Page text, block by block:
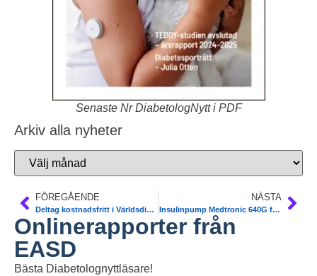
Senaste Nr DiabetologNytt i PDF
Arkiv alla nyheter
FÖREGÅENDE
Deltag kostnadsfritt i Världsdiabetesdagen i Göteborg 13/11. Program och anmälan
NÄSTA
Insulinpump Medtronic 640G finns nu – åter
Onlinerapporter från
EASD
Bästa Diabetolognyttläsare!